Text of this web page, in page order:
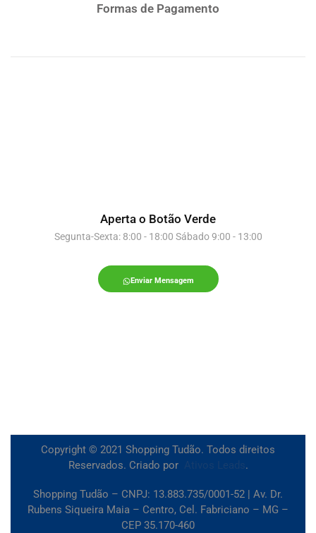
Formas de Pagamento
Aperta o Botão Verde
Segunta-Sexta: 8:00 - 18:00 Sábado 9:00 - 13:00
Enviar Mensagem
Copyright © 2021 Shopping Tudão. Todos direitos
Reservados. Criado por
.
Shopping Tudão – CNPJ: 13.883.735/0001-52 | Av. Dr.
Rubens Siqueira Maia – Centro, Cel. Fabriciano – MG –
CEP 35.170-460